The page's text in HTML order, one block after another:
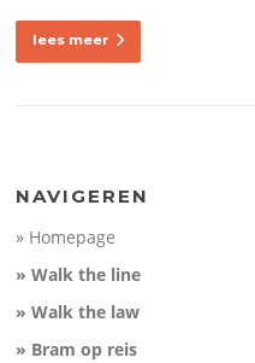
lees meer
NAVIGEREN
» Homepage
» Walk the line
» Walk the law
» Bram op reis